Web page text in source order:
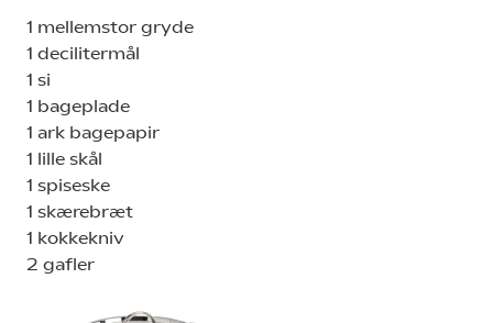
1 mellemstor gryde
1 decilitermål
1 si
1 bageplade
1 ark bagepapir
1 lille skål
1 spiseske
1 skærebræt
1 kokkekniv
2 gafler